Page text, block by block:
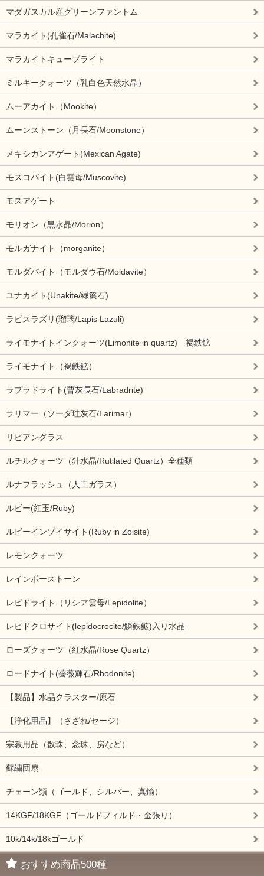
マダガスカル産グリーンファントム
マラカイト(孔雀石/Malachite)
マラカイトキュープライト
ミルキークォーツ（乳白色天然水晶）
ムーアカイト（Mookite）
ムーンストーン（月長石/Moonstone）
メキシカンアゲート(Mexican Agate)
モスコバイト(白雲母/Muscovite)
モスアゲート
モリオン（黒水晶/Morion）
モルガナイト（morganite）
モルダバイト（モルダウ石/Moldavite）
ユナカイト(Unakite/緑簾石)
ラピスラズリ(瑠璃/Lapis Lazuli)
ライモナイトインクォーツ(Limonite in quartz) 褐鉄鉱
ライモナイト（褐鉄鉱）
ラブラドライト(曹灰長石/Labradrite)
ラリマー（ソーダ珪灰石/Larimar）
リビアングラス
ルチルクォーツ（針水晶/Rutilated Quartz）全種類
ルナフラッシュ（人工ガラス）
ルビー(紅玉/Ruby)
ルビーインゾイサイト(Ruby in Zoisite)
レモンクォーツ
レインボーストーン
レピドライト（リシア雲母/Lepidolite）
レピドクロサイト(lepidocrocite/鱗鉄鉱)入り水晶
ローズクォーツ（紅水晶/Rose Quartz）
ロードナイト(薔薇輝石/Rhodonite)
【製品】水晶クラスター/原石
【浄化用品】（さざれ/セージ）
宗教用品（数珠、念珠、房など）
蘇繍団扇
チェーン類（ゴールド、シルバー、真鍮）
14KGF/18KGF（ゴールドフィルド・金張り）
10k/14k/18kゴールド
おすすめ商品500種